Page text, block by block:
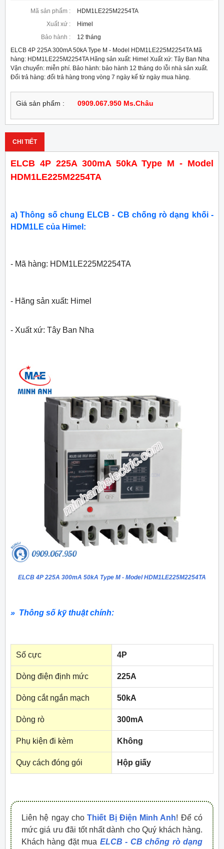
Mã sản phẩm :
HDM1LE225M2254TA
Xuất xứ :
Himel
Bảo hành :
12 tháng
ELCB 4P 225A 300mA 50kA Type M - Model HDM1LE225M2254TA Mã
hàng: HDM1LE225M2254TA Hãng sản xuất: Himel Xuất xứ: Tây Ban Nha
Vận chuyển: miễn phí. Bảo hành: bảo hành 12 tháng do lỗi nhà sản xuất.
Đổi trả hàng: đổi trả hàng trong vòng 7 ngày kể từ ngày mua hàng.
Giá sản phẩm : 0909.067.950 Ms.Châu
CHI TIẾT
ELCB 4P 225A 300mA 50kA Type M - Model
HDM1LE225M2254TA
a) Thông số chung ELCB - CB chống rò dạng khối -
HDM1LE của Himel:
- Mã hàng: HDM1LE225M2254TA
- Hãng sản xuất: Himel
- Xuất xứ: Tây Ban Nha
ELCB 4P 225A 300mA 50kA Type M - Model HDM1LE225M2254TA
» Thông số kỹ thuật chính:
Số cực 4P
Dòng điện định mức 225A
Dòng cắt ngắn mạch 50kA
Dòng rò 300mA
Phụ kiện đi kèm Không
Quy cách đóng gói Hộp giấy
Liên hệ ngay choThiết Bị Điện Minh Anh! Để có
mức giá ưu đãi tốt nhất dành cho Quý khách hàng.
Khách hàng đặt mua ELCB - CB chống rò dạng